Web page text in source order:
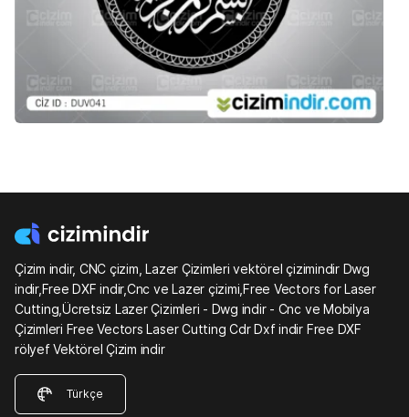
Çizim indir, CNC çizim, Lazer Çizimleri vektörel çizimindir Dwg
indir,Free DXF indir,Cnc ve Lazer çizimi,Free Vectors for Laser
Cutting,Ücretsiz Lazer Çizimleri - Dwg indir - Cnc ve Mobilya
Çizimleri Free Vectors Laser Cutting Cdr Dxf indir Free DXF
rölyef Vektörel Çizim indir
Türkçe